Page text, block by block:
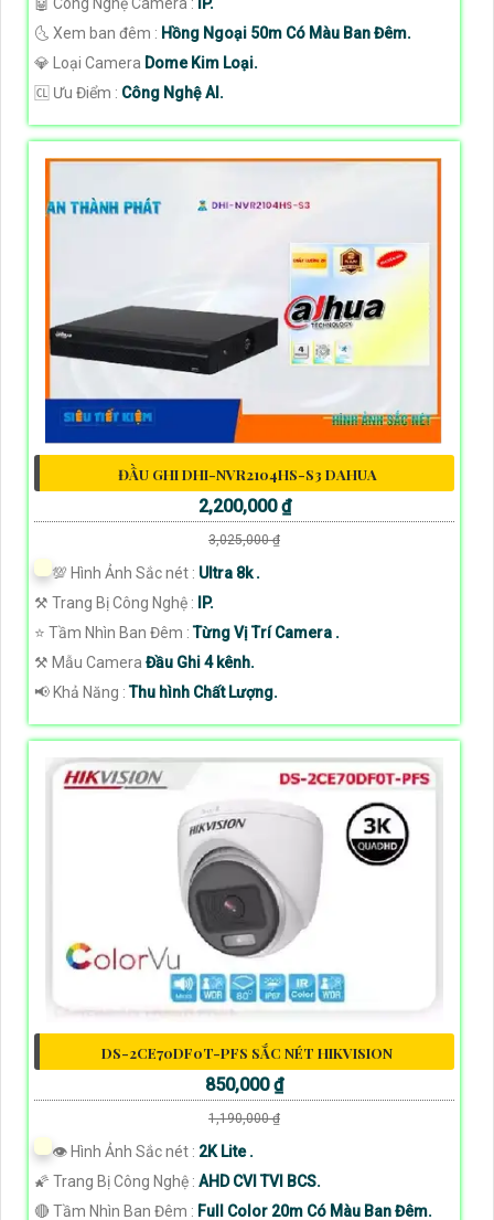
🤖️ Công Nghệ Camera :
IP.
🌜 Xem ban đêm : Hồng Ngoại 50m Có Màu Ban Đêm.
💎 Loại Camera Dome Kim Loại.
️🆑 Ưu Điểm : Công Nghệ AI.
ĐẦU GHI DHI-NVR2104HS-S3 DAHUA
2,200,000 ₫
3,025,000 ₫
💯 Hình Ảnh Sắc nét : Ultra 8k .
⚒ Trang Bị Công Nghệ :
IP.
⭐ Tầm Nhìn Ban Đêm :Từng Vị Trí Camera .
⚒ Mẫu Camera Đầu Ghi 4 kênh.
️📢 Khả Năng :Thu hình Chất Lượng.
DS-2CE70DF0T-PFS SẮC NÉT HIKVISION
850,000 ₫
1,190,000 ₫
👁 Hình Ảnh Sắc nét : 2K Lite .
🌠 Trang Bị Công Nghệ : AHD CVI TVI BCS.
🔴 Tầm Nhìn Ban Đêm : Full Color 20m Có Màu Ban Đêm.